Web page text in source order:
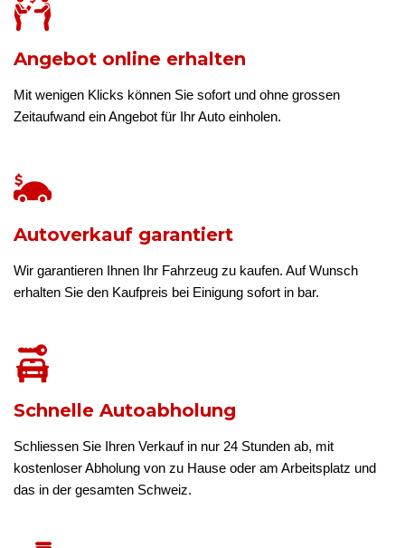
Angebot online erhalten
Mit wenigen Klicks können Sie sofort und ohne grossen
Zeitaufwand ein Angebot für Ihr Auto einholen.
Autoverkauf garantiert
Wir garantieren Ihnen Ihr Fahrzeug zu kaufen. Auf Wunsch
erhalten Sie den Kaufpreis bei Einigung sofort in bar.
Schnelle Autoabholung
Schliessen Sie Ihren Verkauf in nur 24 Stunden ab, mit
kostenloser Abholung von zu Hause oder am Arbeitsplatz und
das in der gesamten Schweiz.